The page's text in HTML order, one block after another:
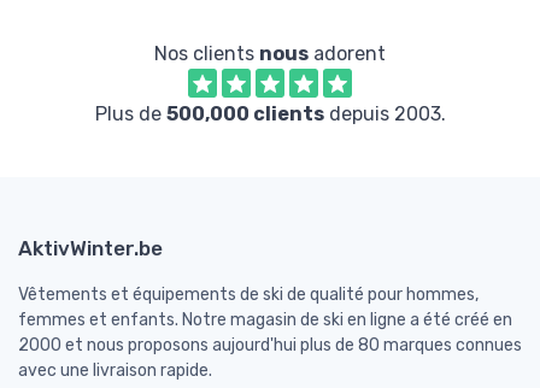
Nos clients nous adorent
Plus de 500,000 clientsdepuis 2003.
AktivWinter.be
Vêtements et équipements de ski de qualité pour hommes,
femmes et enfants. Notre magasin de ski en ligne a été créé en
2000 et nous proposons aujourd'hui plus de 80 marques connues
avec une livraison rapide.